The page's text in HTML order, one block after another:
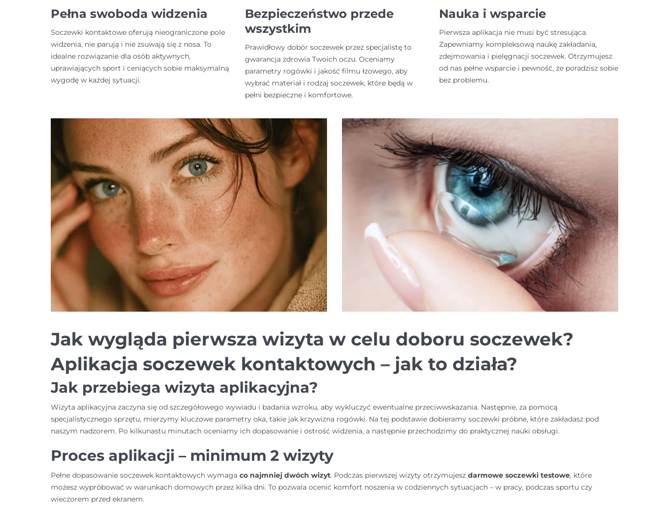
Pełna swoboda widzenia
Soczewki kontaktowe oferują nieograniczone pole
widzenia, nie parują i nie zsuwają się z nosa. To
idealne rozwiązanie dla osób aktywnych,
uprawiających sport i ceniących sobie maksymalną
wygodę w każdej sytuacji.
Bezpieczeństwo przede
wszystkim
Prawidłowy dobór soczewek przez specjalistę to
gwarancja zdrowia Twoich oczu. Oceniamy
parametry rogówki i jakość filmu łzowego, aby
wybrać materiał i rodzaj soczewek, które będą w
pełni bezpieczne i komfortowe.
Nauka i wsparcie
Pierwsza aplikacja nie musi być stresująca.
Zapewniamy kompleksową naukę zakładania,
zdejmowania i pielęgnacji soczewek. Otrzymujesz
od nas pełne wsparcie i pewność, że poradzisz sobie
bez problemu.
Jak wygląda pierwsza wizyta w celu doboru soczewek?
Aplikacja soczewek kontaktowych – jak to działa?
Jak przebiega wizyta aplikacyjna?
Wizyta aplikacyjna zaczyna się od szczegółowego wywiadu i badania wzroku, aby wykluczyć ewentualne przeciwwskazania. Następnie, za pomocą
specjalistycznego sprzętu, mierzymy kluczowe parametry oka, takie jak krzywizna rogówki. Na tej podstawie dobieramy soczewki próbne, które zakładasz pod
naszym nadzorem. Po kilkunastu minutach oceniamy ich dopasowanie i ostrość widzenia, a następnie przechodzimy do praktycznej nauki obsługi.
Proces aplikacji – minimum 2 wizyty
Pełne dopasowanie soczewek kontaktowych wymaga co najmniej dwóch wizyt. Podczas pierwszej wizyty otrzymujesz darmowe soczewki testowe, które
możesz wypróbować w warunkach domowych przez kilka dni. To pozwala ocenić komfort noszenia w codziennych sytuacjach – w pracy, podczas sportu czy
wieczorem przed ekranem.